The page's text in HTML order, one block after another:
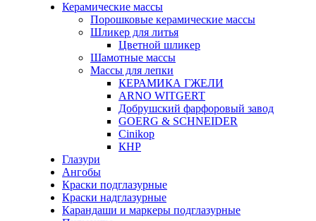
Керамические массы
Порошковые керамические массы
Шликер для литья
Цветной шликер
Шамотные массы
Массы для лепки
КЕРАМИКА ГЖЕЛИ
ARNO WITGERT
Добрушский фарфоровый завод
GOERG & SCHNEIDER
Cinikop
КНР
Глазури
Ангобы
Краски подглазурные
Краски надглазурные
Карандаши и маркеры подглазурные